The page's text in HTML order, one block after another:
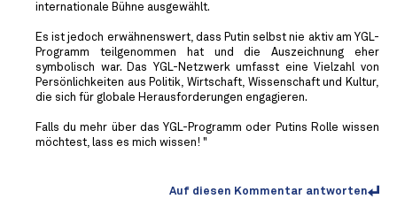
internationale Bühne ausgewählt.
Es ist jedoch erwähnenswert, dass Putin selbst nie aktiv am YGL-
Programm teilgenommen hat und die Auszeichnung eher
symbolisch war. Das YGL-Netzwerk umfasst eine Vielzahl von
Persönlichkeiten aus Politik, Wirtschaft, Wissenschaft und Kultur,
die sich für globale Herausforderungen engagieren.
Falls du mehr über das YGL-Programm oder Putins Rolle wissen
möchtest, lass es mich wissen! "
Auf diesen Kommentar antworten